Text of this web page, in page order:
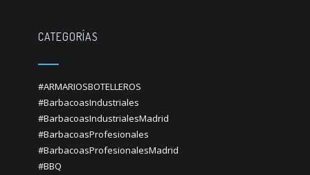
CATEGORÍAS
#ARMARIOSBOTELLEROS
#BarbacoasIndustriales
#BarbacoasIndustrialesMadrid
#BarbacoasProfesionales
#BarbacoasProfesionalesMadrid
#BBQ